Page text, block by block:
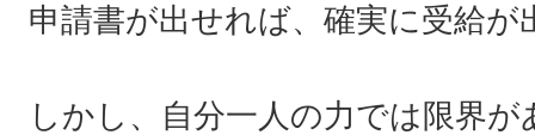
申請書が出せれば、確実に受給が
しかし、自分一人の力では限界が